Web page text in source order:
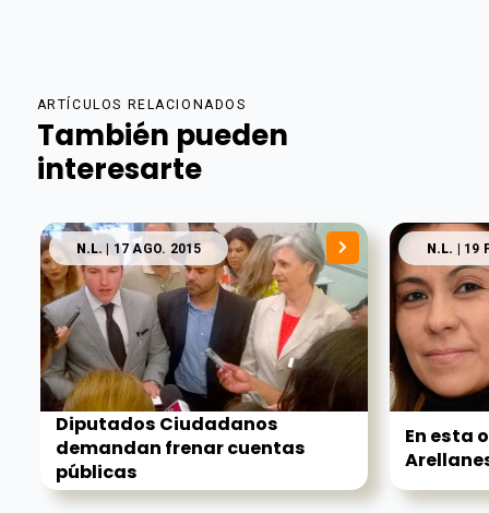
ARTÍCULOS RELACIONADOS
También pueden
interesarte
N.L. | 17 AGO. 2015
Diputados Ciudadanos
demandan frenar cuentas
públicas
N.L. | 19
En esta